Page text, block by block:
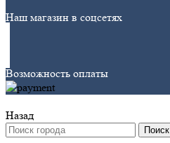
Наш магазин в соцсетях
Возможность оплаты
Назад
Поиск